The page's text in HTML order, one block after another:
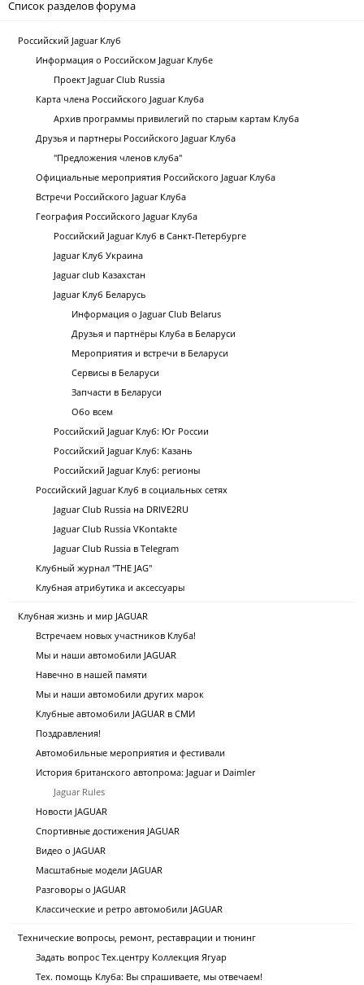
Список разделов форума
Российский Jaguar Клуб
Информация о Российском Jaguar Клубе
Проект Jaguar Club Russia
Карта члена Российского Jaguar Клуба
Архив программы привилегий по старым картам Клуба
Друзья и партнеры Российского Jaguar Клуба
"Предложения членов клуба"
Официальные мероприятия Российского Jaguar Клуба
Встречи Российского Jaguar Клуба
География Российского Jaguar Клуба
Российский Jaguar Клуб в Санкт-Петербурге
Jaguar Клуб Украина
Jaguar club Казахстан
Jaguar Клуб Беларусь
Информация о Jaguar Club Belarus
Друзья и партнёры Клуба в Беларуси
Мероприятия и встречи в Беларуси
Сервисы в Беларуси
Запчасти в Беларуси
Обо всем
Российский Jaguar Клуб: Юг России
Российский Jaguar Клуб: Казань
Российский Jaguar Клуб: регионы
Российский Jaguar Клуб в социальных сетях
Jaguar Club Russia на DRIVE2RU
Jaguar Club Russia VKontakte
Jaguar Club Russia в Telegram
Клубный журнал "THE JAG"
Клубная атрибутика и аксессуары
Клубная жизнь и мир JAGUAR
Встречаем новых участников Клуба!
Мы и наши автомобили JAGUAR
Навечно в нашей памяти
Мы и наши автомобили других марок
Клубные автомобили JAGUAR в СМИ
Поздравления!
Автомобильные мероприятия и фестивали
История британского автопрома: Jaguar и Daimler
Jaguar Rules
Новости JAGUAR
Спортивные достижения JAGUAR
Видео о JAGUAR
Масштабные модели JAGUAR
Разговоры о JAGUAR
Классические и ретро автомобили JAGUAR
Технические вопросы, ремонт, реставрации и тюнинг
Задать вопрос Тех.центру Коллекция Ягуар
Тех. помощь Клуба: Вы спрашиваете, мы отвечаем!